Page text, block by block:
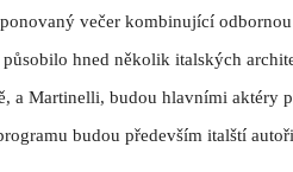
večer kombinující
hned několik italských
a Martinelli, budou hlavními aktéry
budou především italští